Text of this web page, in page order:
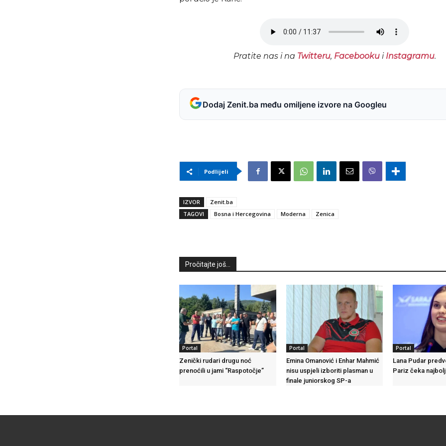
Pratite nas i na Twitteru, Facebookui Instagramu.
Dodaj Zenit.ba među omiljene izvore na Googleu
Podlijeli
IZVOR
Zenit.ba
TAGOVI
Bosna i Hercegovina Moderna Zenica
Pročitajte još...
Portal
Zenički rudari drugu noć
prenoćili u jami “Raspotočje”
Portal
Emina Omanović i Enhar Mahmić
nisu uspjeli izboriti plasman u
finale juniorskog SP-a
Portal
Lana Pudar
Pariz čeka